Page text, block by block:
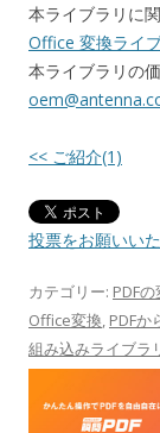
本ライブラリに
Office 変換ライ
本ライブラリの
<< ご紹介(1)
投票をお願いい
カテゴリー: PDF
Office変換, PDFか
組み込みライブラ